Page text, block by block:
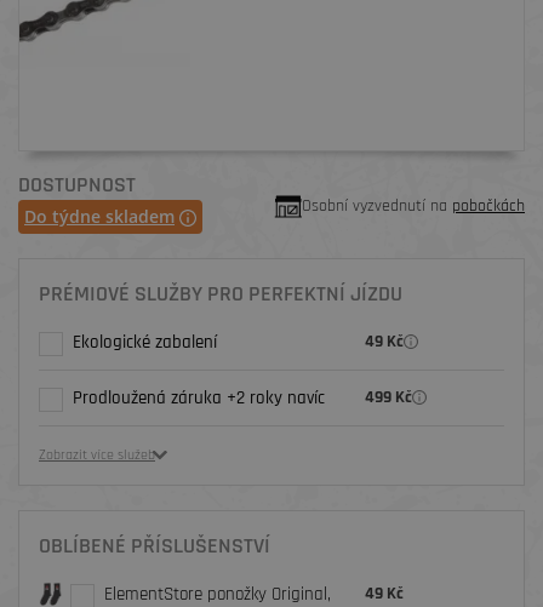
DOSTUPNOST
Do týdne skladem Osobní vyzvednutí na pobočkách
PRÉMIOVÉ SLUŽBY PRO PERFEKTNÍ JÍZDU
Ekologické zabalení 49 Kč
Prodloužená záruka +2 roky navíc 499 Kč
Zobrazit více služeb
OBLÍBENÉ PŘÍSLUŠENSTVÍ
ElementStore ponožky Original,
49 Kč